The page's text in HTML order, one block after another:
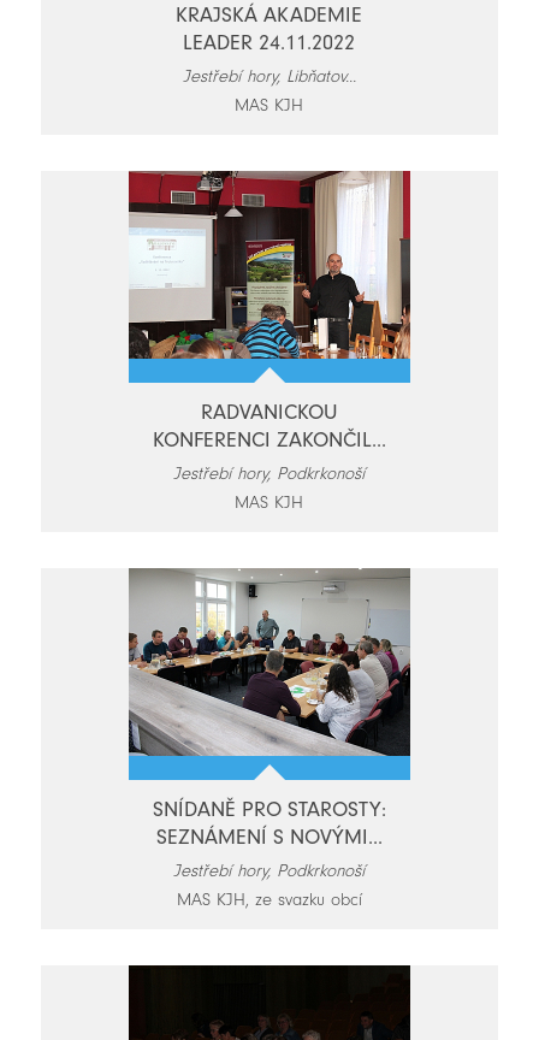
KRAJSKÁ AKADEMIE
LEADER 24.11.2022
Jestřebí hory, Libňatov...
MAS KJH
RADVANICKOU
KONFERENCI ZAKONČIL...
Jestřebí hory, Podkrkonoší
MAS KJH
SNÍDANĚ PRO STAROSTY:
SEZNÁMENÍ S NOVÝMI...
Jestřebí hory, Podkrkonoší
MAS KJH, ze svazku obcí